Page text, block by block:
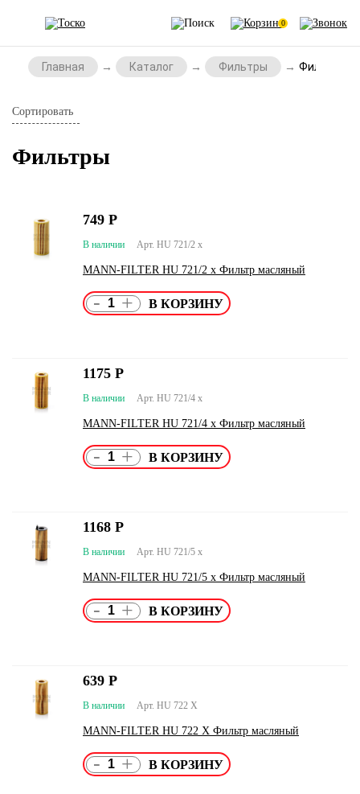
0
Главная Каталог Фильтры Фильтры
Сортировать
Фильтры
Арт. HU 721/2 x
В наличии
MANN-FILTER HU 721/2 x Фильтр масляный
749 Р
- +
Арт. HU 721/4 x
В наличии
MANN-FILTER HU 721/4 x Фильтр масляный
1175 Р
- +
Арт. HU 721/5 x
В наличии
MANN-FILTER HU 721/5 x Фильтр масляный
1168 Р
- +
Арт. HU 722 X
В наличии
MANN-FILTER HU 722 X Фильтр масляный
639 Р
- +